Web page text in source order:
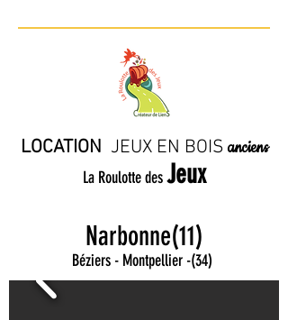
LOCATION JEUX EN BOIS anciens
La Roulotte des Jeux
Narbonne(11)
Béziers - Montpellier -(34)